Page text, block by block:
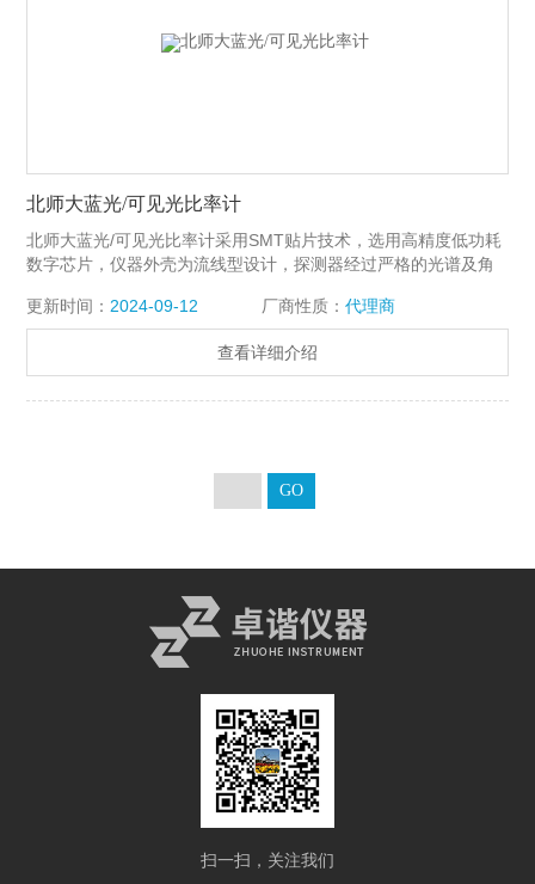
北师大蓝光/可见光比率计
北师大蓝光/可见光比率计采用SMT贴片技术，选用高精度低功耗
数字芯片，仪器外壳为流线型设计，探测器经过严格的光谱及角
照度和蓝光辐照度三种功能于一体，广泛应用于工业、农业、建
筑、环境、卫生、科研等各个领域。
更新时间： 2024-09-12 厂商性质： 代理商
查看详细介绍
扫一扫，关注我们